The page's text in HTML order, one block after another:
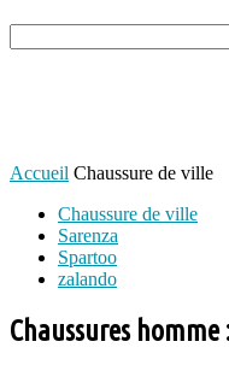
Accueil Chaussure de ville
Chaussure de ville
Sarenza
Spartoo
zalando
Chaussures